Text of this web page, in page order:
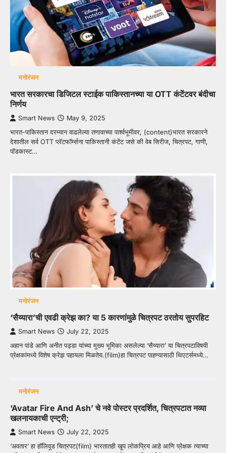
मनोरंजन
भारत सरकारचा डिजिटल स्टाईक पाकिस्तानच्या या OTT कंटेंटवर बंदीचा
निर्णय
Smart News May 9, 2025
भारत-पाकिस्तान दरम्यान वाढलेल्या तणावाच्या पार्श्वभूमीवर, (content)भारत सरकारने
देशातील सर्व OTT प्लॅटफॉर्म्सना पाकिस्तानी कंटेंट जसे की वेब सिरीज, चित्रपट, गाणी,
पॉडकास्ट…
मनोरंजन
‘सैय्यारा’ची एवढी क्रेझ का? या 5 कारणांमुळे चित्रपट ठरतोय सुपरहिट
Smart News July 22, 2025
अहान पांडे आणि अनीत पड्डा यांच्या मुख्य भूमिका असलेल्या ‘सैय्यारा’ या चित्रपटाविषयी
प्रेक्षकांमध्ये विशेष क्रेझ पहायला मिळतेय.(film)हा चित्रपट पाहण्यासाठी थिएटर्समध्ये…
मनोरंजन
‘Avatar Fire And Ash’ चे नवे पोस्टर प्रदर्शित, चित्रपटात नव्या
खलनायकाची एन्ट्री;
Smart News July 22, 2025
‘अवतार’ हा हॉलिवूड चित्रपट(film) भारतातही खूप लोकप्रिय आहे आणि प्रेक्षक त्याच्या